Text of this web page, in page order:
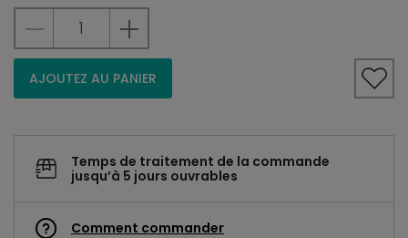
AJOUTEZ AU PANIER
Temps de traitement de la commande
jusqu’à 5 jours ouvrables
Comment commander